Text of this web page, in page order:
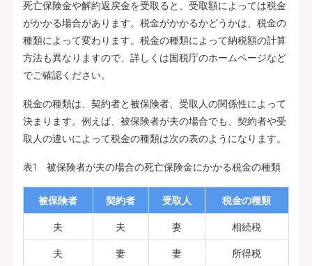
死亡保険金や解約返戻金を受取ると、受取額によっては税金
がかかる場合があります。税金がかかるかどうかは、税金の
種類によって変わります。税金の種類によって納税額の計算
方法も異なりますので、詳しくは国税庁のホームページなど
でご確認ください。
税金の種類は、契約者と被保険者、受取人の関係性によって
決まります。例えば、被保険者が夫の場合でも、契約者や受
取人の違いによって税金の種類は次の表のようになります。
表1 被保険者が夫の場合の死亡保険金にかかる税金の種類
被保険者 契約者 受取人 税金の種類
夫 夫 妻 相続税
夫 妻 妻 所得税